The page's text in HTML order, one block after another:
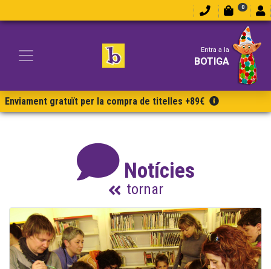
0
Entra a la
BOTIGA
Enviament gratuït per la compra de titelles +89€
Notícies
tornar